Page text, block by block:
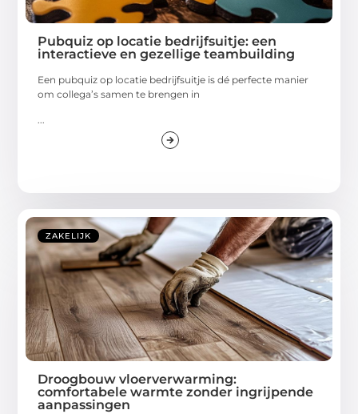
Pubquiz op locatie bedrijfsuitje: een
interactieve en gezellige teambuilding
Een pubquiz op locatie bedrijfsuitje is dé perfecte manier
om collega’s samen te brengen in
...
ZAKELIJK
Droogbouw vloerverwarming:
comfortabele warmte zonder ingrijpende
aanpassingen